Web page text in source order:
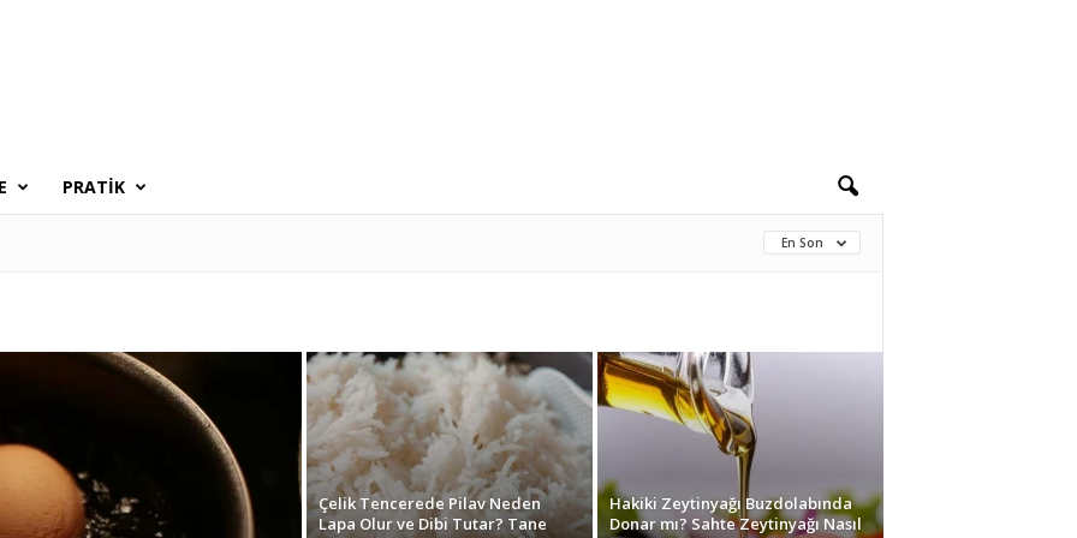
PRATIK
En Son
Çelik Tencerede Pilav Neden
Lapa Olur ve Dibi Tutar? Tane
Hakiki Zeytinyağı Buzdolabında
Donar mı? Sahte Zeytinyağı Nasıl